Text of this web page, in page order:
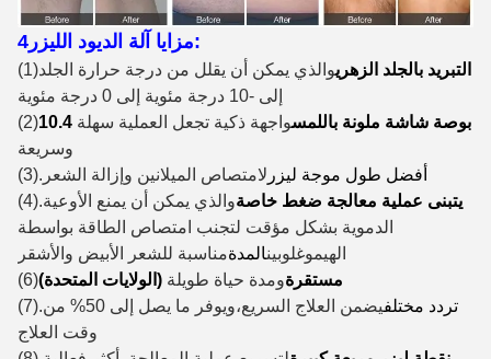
4مزايا آلة الديود الليزر:
(1) التبريد بالجلد الزهريوالذي يمكن أن يقلل من درجة حرارة الجلد
إلى -10 درجة مئوية إلى 0 درجة مئوية
(2)
10.4 بوصة شاشة ملونة باللمسواجهة ذكية تجعل العملية سهلة
وسريعة
(3).
أفضل طول موجة ليزر لامتصاص الميلانين وإزالة الشعر
(4).
يتبنى عملية معالجة ضغط خاصةوالذي يمكن أن يمنع الأوعية
الدموية بشكل مؤقت لتجنب امتصاص الطاقة بواسطة
الهيموغلوبينالمدةمناسبة للشعر الأبيض والأشقر
(6)
(الولايات المتحدة) مستقرةومدة حياة طويلة
(7).
تردد مختلف
يضمن العلاج السريع،ويوفر ما يصل إلى 50% من
وقت العلاج